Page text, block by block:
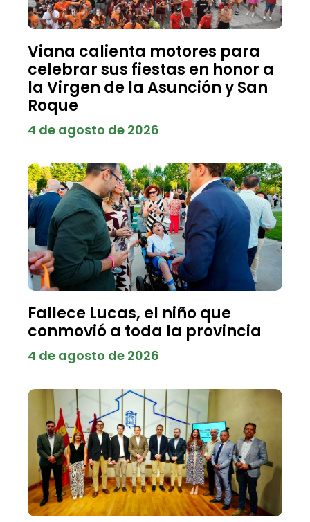
Viana calienta motores para
celebrar sus fiestas en honor a
la Virgen de la Asunción y San
Roque
4 de agosto de 2026
Fallece Lucas, el niño que
conmovió a toda la provincia
4 de agosto de 2026